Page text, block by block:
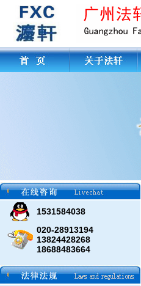
1531584038
020-28913194
13824428268
18688483664